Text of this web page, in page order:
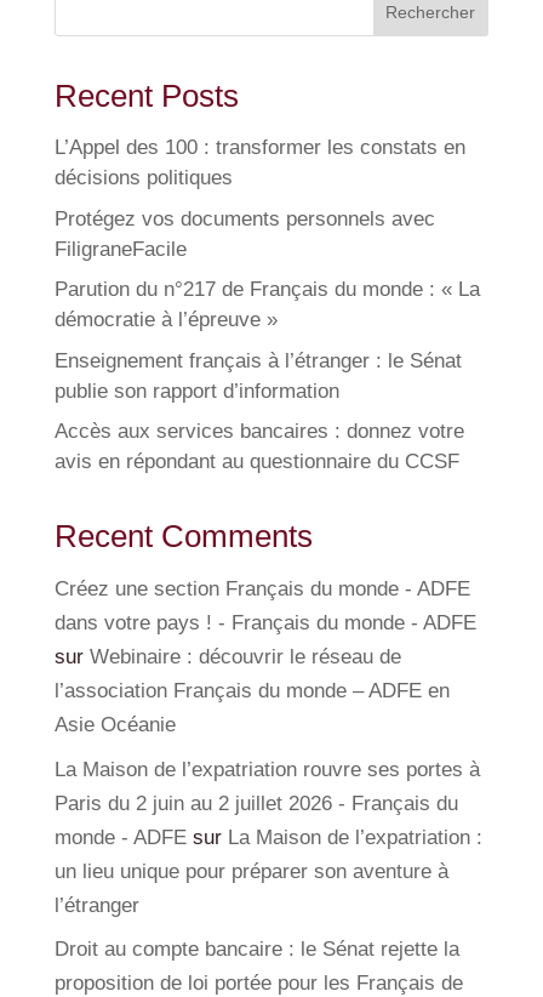
Rechercher
Recent Posts
L’Appel des 100 : transformer les constats en
décisions politiques
Protégez vos documents personnels avec
FiligraneFacile
Parution du n°217 de Français du monde : « La
démocratie à l’épreuve »
Enseignement français à l’étranger : le Sénat
publie son rapport d’information
Accès aux services bancaires : donnez votre
avis en répondant au questionnaire du CCSF
Recent Comments
Créez une section Français du monde - ADFE
dans votre pays ! - Français du monde - ADFE
sur Webinaire : découvrir le réseau de
l’association Français du monde – ADFE en
Asie Océanie
La Maison de l’expatriation rouvre ses portes à
Paris du 2 juin au 2 juillet 2026 - Français du
monde - ADFEsur La Maison de l’expatriation :
un lieu unique pour préparer son aventure à
l’étranger
Droit au compte bancaire : le Sénat rejette la
proposition de loi portée pour les Français de